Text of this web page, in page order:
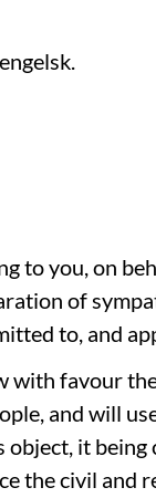
to you, on
of
to, and
with favour
and will
it
the civil and